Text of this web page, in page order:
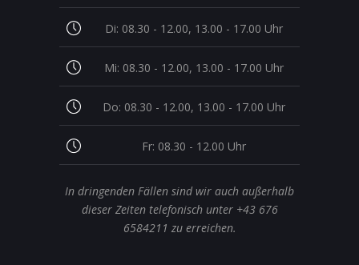
Di: 08.30 - 12.00, 13.00 - 17.00 Uhr
Mi: 08.30 - 12.00, 13.00 - 17.00 Uhr
Do: 08.30 - 12.00, 13.00 - 17.00 Uhr
Fr: 08.30 - 12.00 Uhr
In dringenden Fällen sind wir auch außerhalb
dieser Zeiten telefonisch unter +43 676
6584211 zu erreichen.